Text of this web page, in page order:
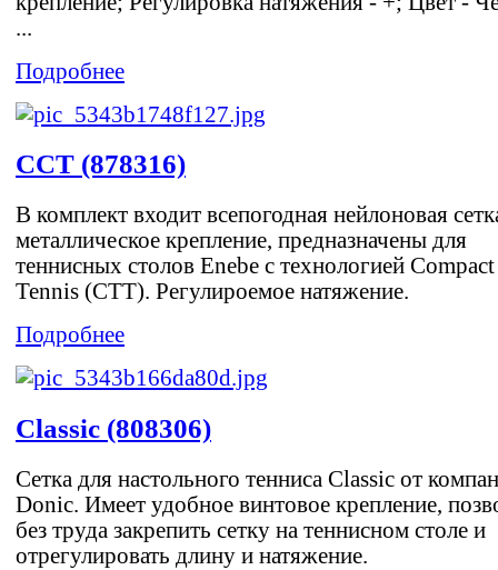
...
Подробнее
CCT (878316)
В комплект входит всепогодная нейлоновая
металлическое крепление, предназначены для
теннисных столов Enebe с технологией
Tennis (CTT). Регулироемое натяжение.
Подробнее
Classic (808306)
Сетка для настольного тенниса Classic от
Donic. Имеет удобное винтовое крепление,
без труда закрепить сетку на теннисном столе и
отрегулировать длину и натяжение.